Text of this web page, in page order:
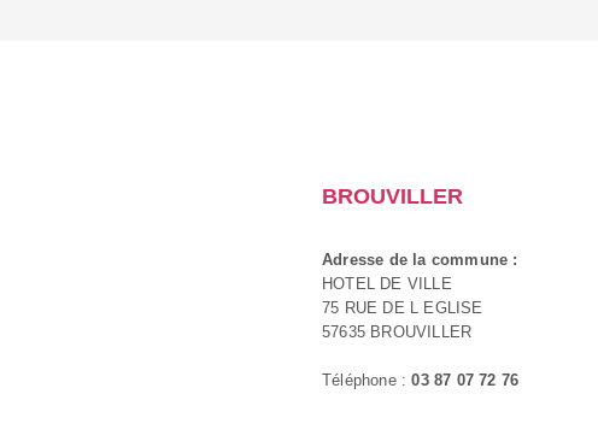
BROUVILLER
Adresse de la commune :
HOTEL DE VILLE
75 RUE DE L EGLISE
57635 BROUVILLER
Téléphone :03 87 07 72 76